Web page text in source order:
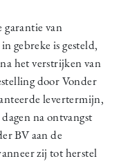
garantie van
gebreke is gesteld,
het verstrijken van
door Vonder
levertermijn,
na ontvangst
BV aan de
zij tot herstel